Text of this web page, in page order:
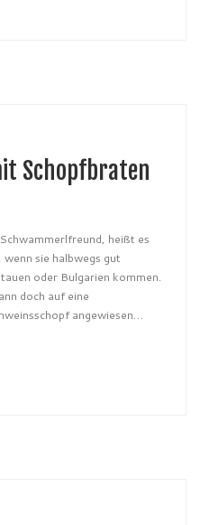
Schopfbraten
heißt es
sie halbwegs gut
oder Bulgarien kommen.
doch auf eine
angewiesen…